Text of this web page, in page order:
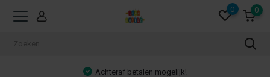
0 0
Achteraf betalen mogelijk!